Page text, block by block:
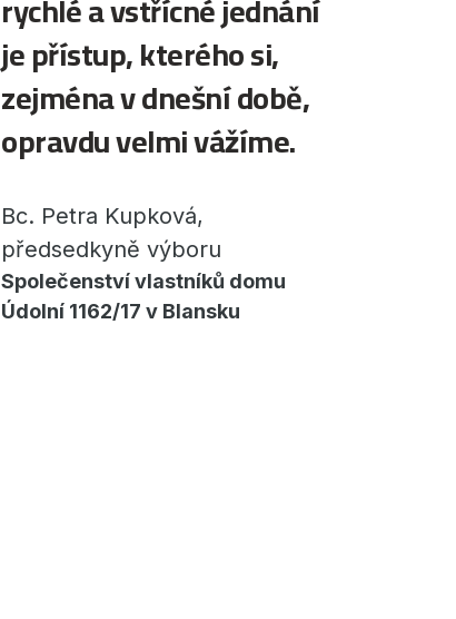
je přístup, kterého si,
zejména v dnešní době,
opravdu velmi vážíme.
Bc. Petra Kupková,
předsedkyně výboru
Společenství vlastníků domu
Údolní 1162/17 v Blansku